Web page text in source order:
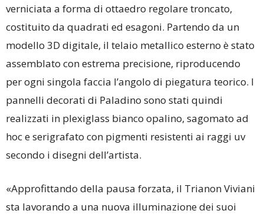
verniciata a forma di ottaedro regolare troncato,
costituito da quadrati ed esagoni. Partendo da un
modello 3D digitale, il telaio metallico esterno è stato
assemblato con estrema precisione, riproducendo
per ogni singola faccia l’angolo di piegatura teorico. I
pannelli decorati di Paladino sono stati quindi
realizzati in plexiglass bianco opalino, sagomato ad
hoc e serigrafato con pigmenti resistenti ai raggi uv
secondo i disegni dell’artista.
«Approfittando della pausa forzata, il Trianon Viviani
sta lavorando a una nuova illuminazione dei suoi